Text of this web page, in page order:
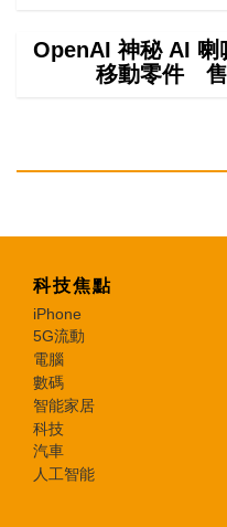
OpenAI 神秘 AI 喇
移動零件 售
科技焦點
iPhone
5G流動
電腦
數碼
智能家居
科技
汽車
人工智能